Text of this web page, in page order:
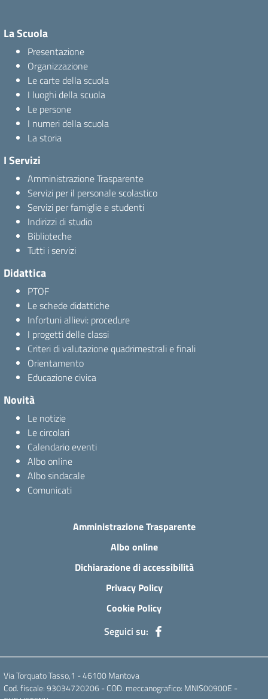
La Scuola
Presentazione
Organizzazione
Le carte della scuola
I luoghi della scuola
Le persone
I numeri della scuola
La storia
I Servizi
Amministrazione Trasparente
Servizi per il personale scolastico
Servizi per famiglie e studenti
Indirizzi di studio
Biblioteche
Tutti i servizi
Didattica
PTOF
Le schede didattiche
Infortuni allievi: procedure
I progetti delle classi
Criteri di valutazione quadrimestrali e finali
Orientamento
Educazione civica
Novità
Le notizie
Le circolari
Calendario eventi
Albo online
Albo sindacale
Comunicati
Amministrazione Trasparente
Albo online
Dichiarazione di accessibilità
Privacy Policy
Cookie Policy
Seguici su:
Via Torquato Tasso,1 - 46100 Mantova
Cod. fiscale: 93034720206 - COD. meccanografico: MNIS00900E -